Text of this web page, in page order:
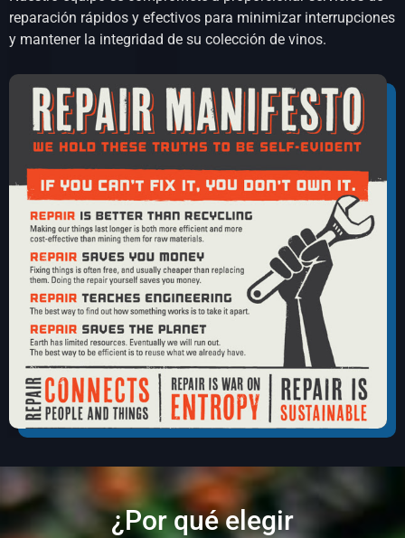
reparación rápidos y efectivos para minimizar interrupciones
y mantener la integridad de su colección de vinos.
¿Por qué elegir